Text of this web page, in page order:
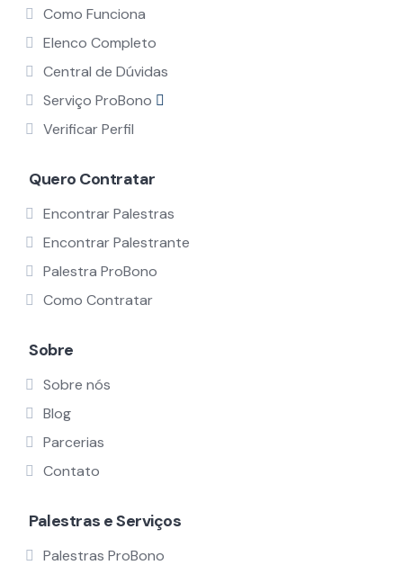
Como Funciona
Elenco Completo
Central de Dúvidas
Serviço ProBono
Verificar Perfil
Quero Contratar
Encontrar Palestras
Encontrar Palestrante
Palestra ProBono
Como Contratar
Sobre
Sobre nós
Blog
Parcerias
Contato
Palestras e Serviços
Palestras ProBono